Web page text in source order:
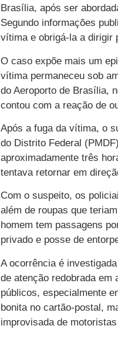
Brasília, após ser
Segundo informações
vítima e obrigá-la a dirigir
O caso expõe mais um
vítima permaneceu sob
do Aeroporto de Brasília,
contou com a reação de
Após a fuga da vítima, o
do Distrito Federal
aproximadamente três
tentava retornar em
Com o suspeito, os
além de roupas que
homem tem passagens
privado e posse de
A ocorrência é
de atenção redobrada em
públicos, especialmente
bonita no cartão-postal,
improvisada de